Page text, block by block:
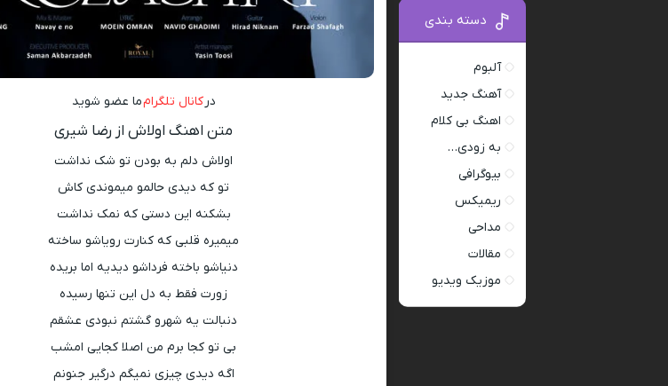
درکانال تلگرامما عضو شوید
متن اهنگ اولاش از رضا شیری
اولاش دلم به بودن تو شک نداشت
تو که دیدی حالمو میموندی کاش
بشکنه این دستی که نمک نداشت
میمیره قلبی که کنارت رویاشو ساخته
دنیاشو باخته فرداشو دیدیه اما بریده
زورت فقط به دل این تنها رسیده
دنبالت یه شهرو گشتم نبودی عشقم
بی تو کجا برم من اصلا کجایی امشب
اگه دیدی چیزی نمیگم درگیر جنونم
دسته بندی
آلبوم
آهنگ جدید
اهنگ بی کلام
به زودی…
بیوگرافی
ریمیکس
مداحی
مقالات
موزیک ویدیو